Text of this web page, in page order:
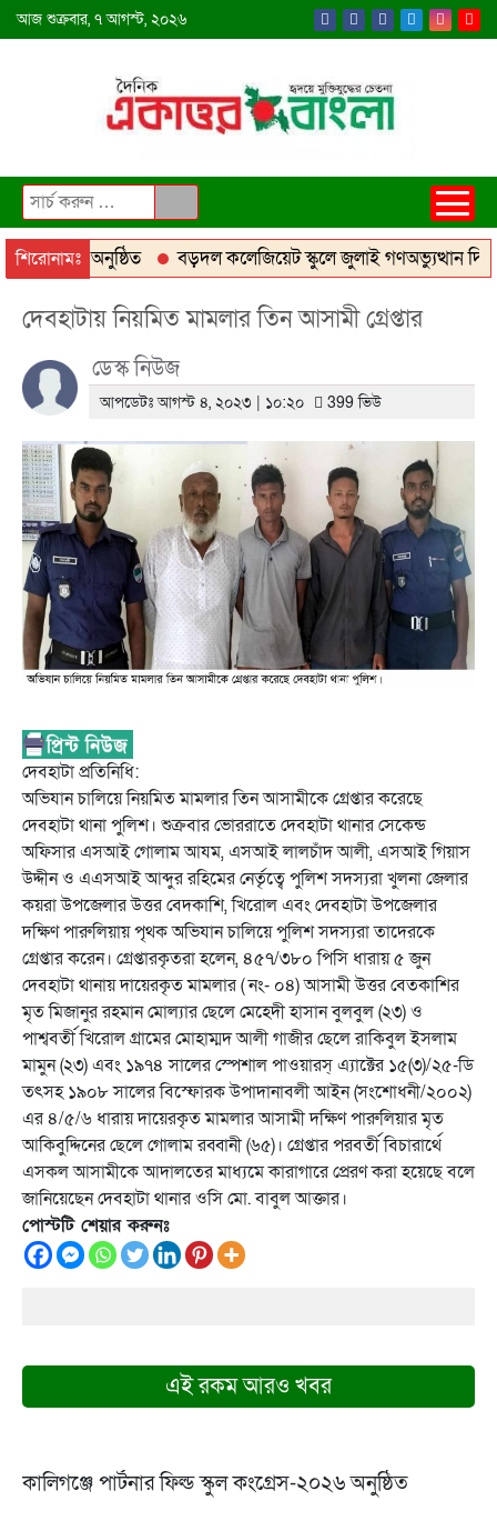
আজ শুক্রবার, ৭ আগস্ট, ২০২৬
শিরোনামঃ
২০২৬ অনুষ্ঠিত
বড়দল কলেজিয়েট স্কুলে জুলাই গণঅভ্যুত্থান দিবস
দেবহাটায় নিয়মিত মামলার তিন আসামী গ্রেপ্তার
ডেস্ক নিউজ
আপডেটঃ আগস্ট ৪, ২০২৩ | ১০:২০ 399 ভিউ
দেবহাটা প্রতিনিধি:
অভিযান চালিয়ে নিয়মিত মামলার তিন আসামীকে গ্রেপ্তার করেছে
দেবহাটা থানা পুলিশ। শুক্রবার ভোররাতে দেবহাটা থানার সেকেন্ড
অফিসার এসআই গোলাম আযম, এসআই লালচাঁদ আলী, এসআই গিয়াস
উদ্দীন ও এএসআই আব্দুর রহিমের নের্তৃত্বে পুলিশ সদস্যরা খুলনা জেলার
কয়রা উপজেলার উত্তর বেদকাশি, খিরোল এবং দেবহাটা উপজেলার
দক্ষিণ পারুলিয়ায় পৃথক অভিযান চালিয়ে পুলিশ সদস্যরা তাদেরকে
গ্রেপ্তার করেন। গ্রেপ্তারকৃতরা হলেন, ৪৫৭/৩৮০ পিসি ধারায় ৫ জুন
দেবহাটা থানায় দায়েরকৃত মামলার ( নং- ০৪) আসামী উত্তর বেতকাশির
মৃত মিজানুর রহমান মোল্যার ছেলে মেহেদী হাসান বুলবুল (২৩) ও
পাশ্ববর্তী খিরোল গ্রামের মোহাম্মদ আলী গাজীর ছেলে রাকিবুল ইসলাম
মামুন (২৩) এবং ১৯৭৪ সালের স্পেশাল পাওয়ারস্ এ্যাক্টের ১৫(৩)/২৫-ডি
তৎসহ ১৯০৮ সালের বিস্ফোরক উপাদানাবলী আইন (সংশোধনী/২০০২)
এর ৪/৫/৬ ধারায় দায়েরকৃত মামলার আসামী দক্ষিণ পারুলিয়ার মৃত
আকিবুদ্দিনের ছেলে গোলাম রব্বানী (৬৫)। গ্রেপ্তার পরবর্তী বিচারার্থে
এসকল আসামীকে আদালতের মাধ্যমে কারাগারে প্রেরণ করা হয়েছে বলে
জানিয়েছেন দেবহাটা থানার ওসি মো. বাবুল আক্তার।
পোস্টটি শেয়ার করুনঃ
এই রকম আরও খবর
কালিগঞ্জে পার্টনার ফিল্ড স্কুল কংগ্রেস-২০২৬ অনুষ্ঠিত